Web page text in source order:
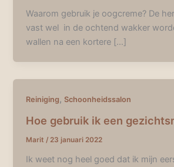
Waarom gebruik je oogcreme? De
vast wel in de ochtend wakker
wallen na een kortere […]
Reiniging,Schoonheidssalon
Hoe gebruik ik een
Marit / 23 januari 2022
Ik weet nog heel goed dat ik mijn